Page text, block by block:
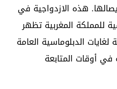
هذه الازدواجية في
للمملكة المغربية تظهر
الدبلوماسية العامة
أوقات المتابعة